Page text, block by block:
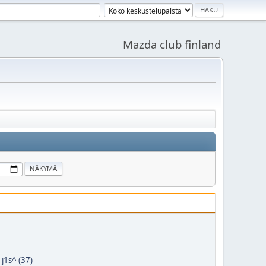
Mazda club finland
j1s^ (37)